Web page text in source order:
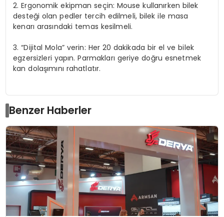
2. Ergonomik ekipman seçin: Mouse kullanırken bilek
desteği olan pedler tercih edilmeli, bilek ile masa
kenarı arasındaki temas kesilmeli.
3. “Dijital Mola” verin: Her 20 dakikada bir el ve bilek
egzersizleri yapın. Parmakları geriye doğru esnetmek
kan dolaşımını rahatlatır.
Benzer Haberler